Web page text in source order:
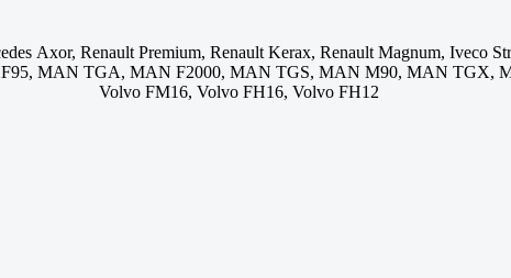
Axor, Renault Premium, Renault Kerax, Renault Magnum, Iveco
MAN TGA, MAN F2000, MAN TGS, MAN M90, MAN TGX,
Volvo FM16, Volvo FH16, Volvo FH12